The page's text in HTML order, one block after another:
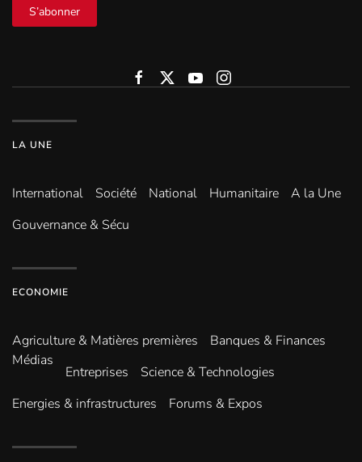
S’abonner
LA UNE
International Société National Humanitaire
A la Une
Gouvernance & Sécu
ECONOMIE
Agriculture & Matières premières
Banques & Finances
Médias
Entreprises
Science & Technologies
Energies & infrastructures
Forums & Expos